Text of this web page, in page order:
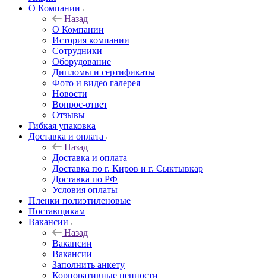
О Компании
Назад
О Компании
История компании
Сотрудники
Оборудование
Дипломы и сертификаты
Фото и видео галерея
Новости
Вопрос-ответ
Отзывы
Гибкая упаковка
Доставка и оплата
Назад
Доставка и оплата
Доставка по г. Киров и г. Сыктывкар
Доставка по РФ
Условия оплаты
Пленки полиэтиленовые
Поставщикам
Вакансии
Назад
Вакансии
Вакансии
Заполнить анкету
Корпоративные ценности